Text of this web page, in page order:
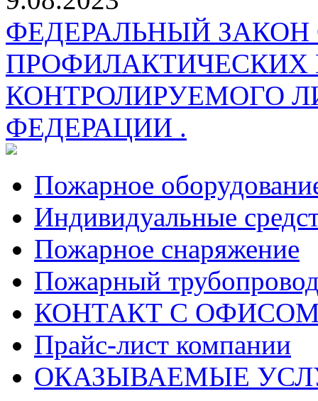
ФЕДЕРАЛЬНЫЙ
КОНТРОЛИРУЕМОГО
ФЕДЕРАЦИИ .
Пожарное
Индивидуальные
Пожарное снаряжение
Пожарный
КОНТАКТ С ОФИСОМ
Прайс-лист компании
ОКАЗЫВАЕМЫЕ